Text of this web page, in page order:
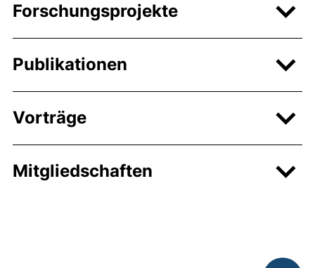
Forschungsprojekte
Publikationen
Vorträge
Mitgliedschaften